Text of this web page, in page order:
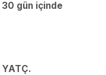
gün içinde
YATÇ.